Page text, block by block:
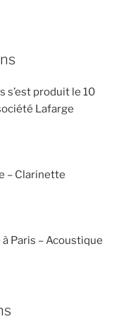
s’est produit le 10
Lafarge
– Clarinette
Paris – Acoustique